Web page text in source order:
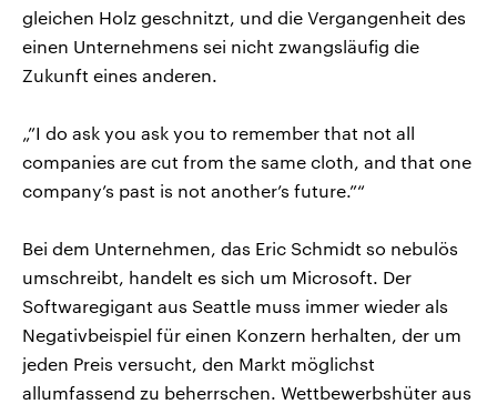
gleichen Holz geschnitzt, und die Vergangenheit des
einen Unternehmens sei nicht zwangsläufig die
Zukunft eines anderen.
„”I do ask you ask you to remember that not all
companies are cut from the same cloth, and that one
company’s past is not another’s future.”“
Bei dem Unternehmen, das Eric Schmidt so nebulös
umschreibt, handelt es sich um Microsoft. Der
Softwaregigant aus Seattle muss immer wieder als
Negativbeispiel für einen Konzern herhalten, der um
jeden Preis versucht, den Markt möglichst
allumfassend zu beherrschen. Wettbewerbshüter aus